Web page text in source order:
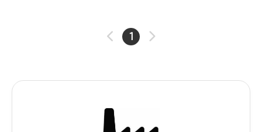
하게 인스타그램을 가입해야 하는 상황이 발생하는데 이는
굉장히 번거롭습니다. 이번 포스팅에서는 인스타그램을 로그
로워 보는 방법 인스타그램을 로그인 없이 스토리, 게시물, 팔
1